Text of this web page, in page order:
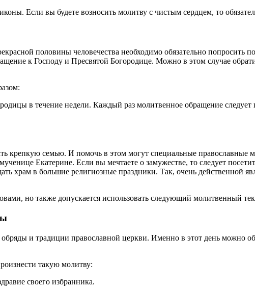
Если вы будете возносить молитву с чистым сердцем, то
половины человечества необходимо обязательно
к Господу и Пресвятой Богородице. Можно в этом случае
в течение недели. Каждый раз молитвенное обращение следует
крепкую семью. И помочь в этом могут специальные
Екатерине. Если вы мечтаете о замужестве, то следует
храм в большие религиозные праздники. Так, очень действенной
но также допускается использовать следующий молитвенный
и традиции православной церкви. Именно в этот день можно
такую молитву:
своего избранника.